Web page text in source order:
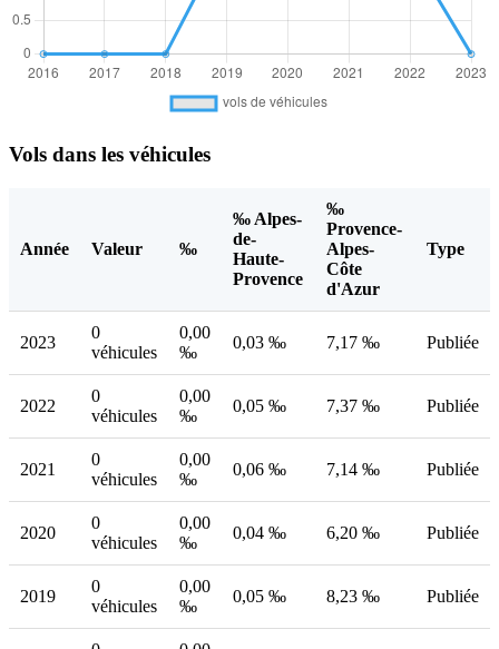
Vols dans les véhicules
Année Valeur ‰
‰ Alpes-
de-
Haute-
Provence
‰
Provence-
Alpes-
Côte
d'Azur
Type
2023
0
véhicules
0,00
‰
0,03 ‰ 7,17 ‰ Publiée
2022
0
véhicules
0,00
‰
0,05 ‰ 7,37 ‰ Publiée
2021
0
véhicules
0,00
‰
0,06 ‰ 7,14 ‰ Publiée
2020
0
véhicules
0,00
‰
0,04 ‰ 6,20 ‰ Publiée
2019
0
véhicules
0,00
‰
0,05 ‰ 8,23 ‰ Publiée